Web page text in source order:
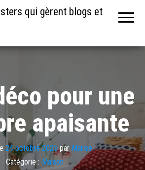
qui gèrent blogs et
pour une
apaisante
24 octobre 2025par Marise
Catégorie : Maison